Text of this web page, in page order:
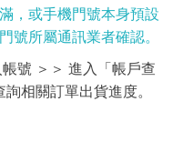
，或手機門號本身預設
號所屬通訊業者確認。
號 ＞＞ 進入「帳戶查
相關訂單出貨進度。